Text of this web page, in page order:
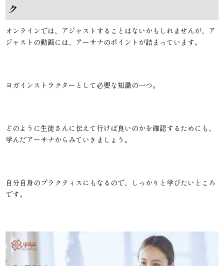
ク
オンラインでは、アジャストすることはないかもしれませんが、ア
ジャストの動画には、アーサナのポイントが詰まっています。
ヨガインストラクターとして必要な知識の一つ。
どのように生徒さんに伝えて行けば良いのかを確認するためにも、
学んだアーサナからみていきましょう。
自分自身のプラクティスにもなるので、しっかりと学びたいところ
です。